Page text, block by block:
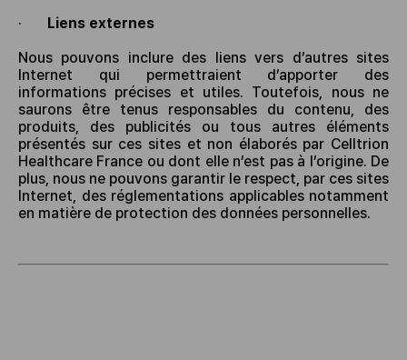
· Liens externes
Nous pouvons inclure des liens vers d’autres sites
Internet qui permettraient d’apporter des
informations précises et utiles. Toutefois, nous ne
saurons être tenus responsables du contenu, des
produits, des publicités ou tous autres éléments
présentés sur ces sites et non élaborés par Celltrion
Healthcare France ou dont elle n’est pas à l’origine. De
plus, nous ne pouvons garantir le respect, par ces sites
Internet, des réglementations applicables notamment
en matière de protection des données personnelles.